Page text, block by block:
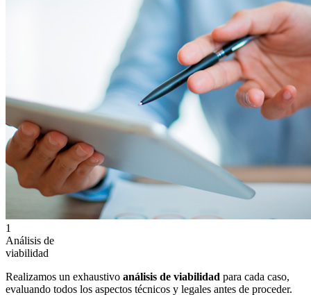
1
Análisis de
viabilidad
Realizamos un exhaustivo análisis de viabilidad para cada caso,
evaluando todos los aspectos técnicos y legales antes de proceder.